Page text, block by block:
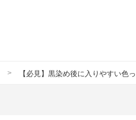
【必見】黒染め後に入りやすい色